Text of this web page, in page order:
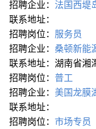
招聘企业： 法国西堤
联系地址：
招聘岗位： 服务员
招聘企业： 桑顿新能
联系地址：湖南省湘
招聘岗位： 普工
招聘企业： 美国龙膜
联系地址：
招聘岗位： 市场专员